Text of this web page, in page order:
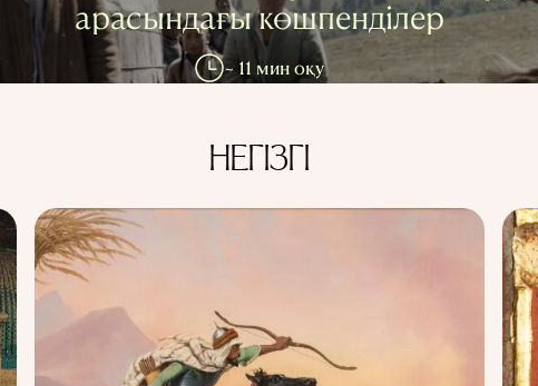
арасындағы көшпенділер
~ 11 мин оқу
НЕГІЗГІ